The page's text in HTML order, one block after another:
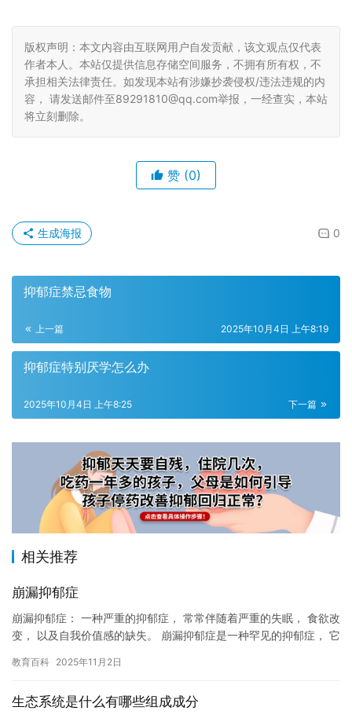
版权声明：本文内容由互联网用户自发贡献，该文观点仅代表
作者本人。本站仅提供信息存储空间服务，不拥有所有权，不
承担相关法律责任。如发现本站有涉嫌抄袭侵权/违法违规的内
容， 请发送邮件至89291810@qq.com举报，一经查实，本站
将立刻删除。
赞 (0)
0
生成海报
抑郁症禁忌食物
上一篇 2025年10月4日 上午8:19
抑郁症特别厌学怎么办
下一篇
2025年10月4日 上午8:25
相关推荐
崩漏抑郁症
崩漏抑郁症： 一种严重的抑郁症， 常常伴随着严重的失眠， 食欲改
变， 以及自我价值感的缺失。 崩漏抑郁症是一种罕见的抑郁症， 它
教育百科 2025年11月2日
生态系统是什么有哪些组成成分